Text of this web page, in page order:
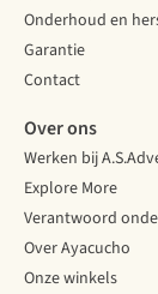
Onderhoud en
Garantie
Contact
Over ons
Werken bij
Explore More
Verantwoord
Over Ayacucho
Onze winkels